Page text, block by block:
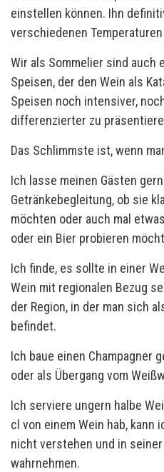
einstellen können. Ihn
verschiedenen
Wir als Sommelier sind auch
Speisen, der den Wein als
Speisen noch intensiver,
differenzierter zu
Das Schlimmste ist, wenn
Ich lasse meinen Gästen
Getränkebegleitung, ob sie
möchten oder auch mal
oder ein Bier probieren
Ich finde, es sollte in einer
Wein mit regionalen Bezug
der Region, in der man sich
befindet.
Ich baue einen Champagner
oder als Übergang vom
Ich serviere ungern halbe
cl von einem Wein hab, kann
nicht verstehen und in
wahrnehmen.